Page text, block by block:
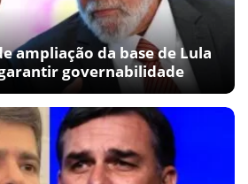
ampliação da base de Lula
governabilidade